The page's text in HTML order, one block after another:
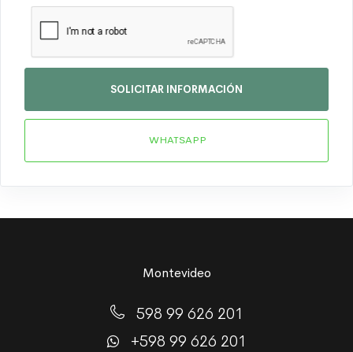
SOLICITAR INFORMACIÓN
WHATSAPP
Montevideo
598 99 626 201
+598 99 626 201